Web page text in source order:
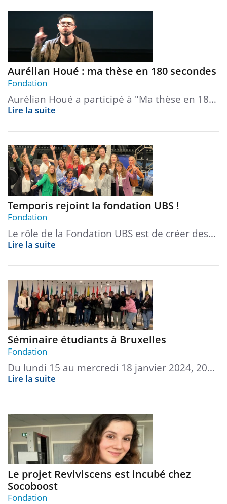
Aurélian Houé : ma thèse en 180 secondes
Fondation
Aurélian Houé a participé à "Ma thèse en 18…
Lire la suite
Temporis rejoint la fondation UBS !
Fondation
Le rôle de la Fondation UBS est de créer des…
Lire la suite
Séminaire étudiants à Bruxelles
Fondation
Du lundi 15 au mercredi 18 janvier 2024, 20…
Lire la suite
Le projet Reviviscens est incubé chez
Socoboost
Fondation